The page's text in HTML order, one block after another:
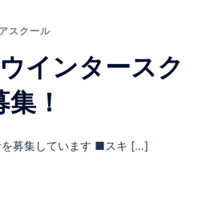
スクール
インタースク
！
を募集しています ■スキ […]